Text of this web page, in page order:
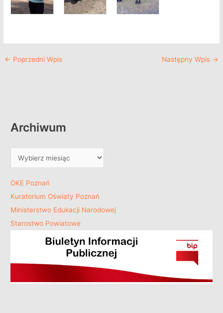
← Poprzedni Wpis Następny Wpis →
Archiwum
OKE Poznań
Kuratorium Oświaty Poznań
Ministerstwo Edukacji Narodowej
Starostwo Powiatowe